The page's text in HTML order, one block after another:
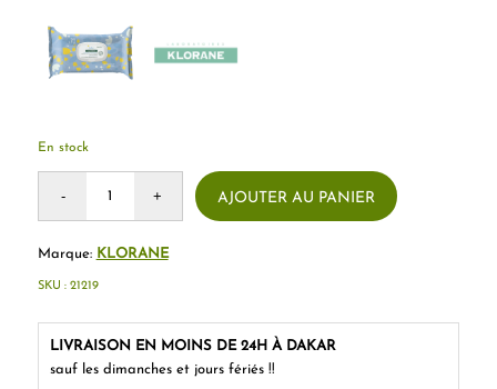
En stock
AJOUTER AU PANIER
Marque: KLORANE
LIVRAISON EN MOINS DE 24H À DAKAR
sauf les dimanches et jours fériés !!
SKU : 21219